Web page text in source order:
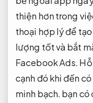
thiện hơn trong
thoại hợp lý để
lượng tốt và bắt
Facebook Ads.
cạnh đó khi đến có
minh bạch. bạn có